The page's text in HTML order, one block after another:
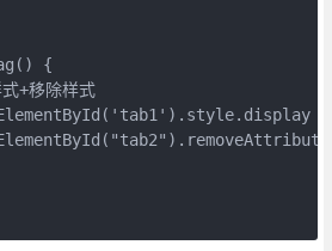
{
+移除样式